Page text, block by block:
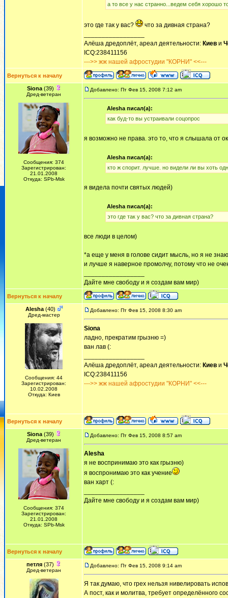
а то все у нас странно...ведем себя хорошо
это где так у вас?
что за дивная страна?
Алёша дредоплёт, ареал деятельности: Киев и
ICQ:238411156
--->> жж нашей афростудии "КОРНИ" <<---
Вернуться к началу
Siona(39)
Дред-ветеран
Сообщения: 374
Зарегистрирован:
21.01.2008
Откуда: SPb-Msk
Добавлено: Пт Фев 15, 2008 7:12 am
Alesha писал(а):
как буд-то вы устраивали соцопрос
я возможно не права. это то, что я слышала от
Alesha писал(а):
кто ж спорит. лучше. но видели ли вы хоть
я видела почти святых людей)
Alesha писал(а):
это где так у вас? что за дивная страна?
все люди в целом)
*а еще у меня в голове сидит мысль, но я не
и лучше я наверное промолчу, потому что не
Дайте мне свободу и я создам вам мир)
Вернуться к началу
Alesha(40)
Дред-мастер
Сообщения: 44
Зарегистрирован:
10.02.2008
Откуда: Киев
Добавлено: Пт Фев 15, 2008 8:30 am
Siona
ладно, прекратим грызню =)
ван лав (:
Алёша дредоплёт, ареал деятельности: Киев и
ICQ:238411156
--->> жж нашей афростудии "КОРНИ" <<---
Вернуться к началу
Siona(39)
Дред-ветеран
Сообщения: 374
Зарегистрирован:
21.01.2008
Откуда: SPb-Msk
Добавлено: Пт Фев 15, 2008 8:57 am
Alesha
я не воспринимаю это как грызню)
я воспронимаю это как учение
ван харт (:
Дайте мне свободу и я создам вам мир)
Вернуться к началу
петля (37)
Дред-ветеран
Добавлено: Пт Фев 15, 2008 9:14 am
Я так думаю, что грех нельзя нивелировать
А пост, как и молитва, требует определённого